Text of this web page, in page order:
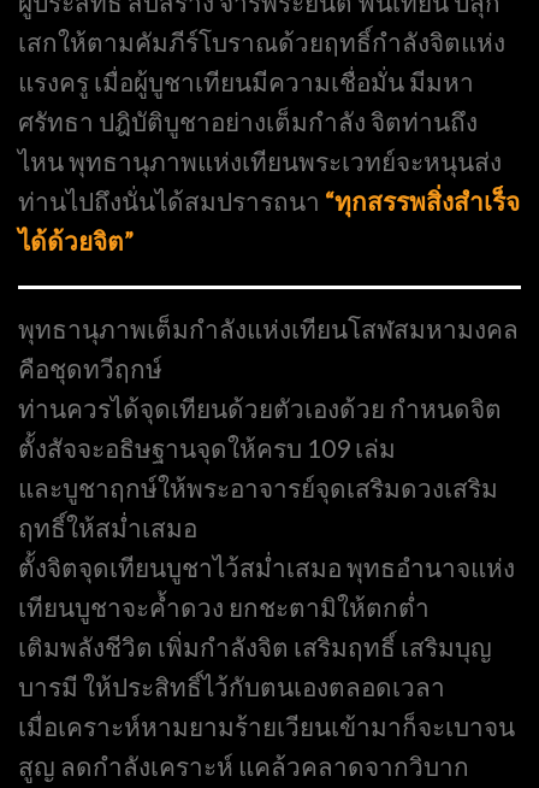
เสกให้ตามคัมภีร์โบราณด้วยฤทธิ์กำลังจิตแห่ง
แรงครู เมื่อผู้บูชาเทียนมีความเชื่อมั่น มีมหา
ศรัทธา ปฎิบัติบูชาอย่างเต็มกำลัง จิตท่านถึง
ไหน พุทธานุภาพแห่งเทียนพระเวทย์จะหนุนส่ง
ท่านไปถึงนั่นได้สมปรารถนา “ทุกสรรพสิ่งสำเร็จ
ได้ด้วยจิต”
พุทธานุภาพเต็มกำลังแห่งเทียนโสฬสมหามงคล
คือชุดทวีฤกษ์
ท่านควรได้จุดเทียนด้วยตัวเองด้วย กำหนดจิต
ตั้งสัจจะอธิษฐานจุดให้ครบ 109 เล่ม
และบูชาฤกษ์ให้พระอาจารย์จุดเสริมดวงเสริม
ฤทธิ์ให้สม่ำเสมอ
ตั้งจิตจุดเทียนบูชาไว้สม่ำเสมอ พุทธอำนาจแห่ง
เทียนบูชาจะค้ำดวง ยกชะตามิให้ตกต่ำ
เติมพลังชีวิต เพิ่มกำลังจิต เสริมฤทธิ์ เสริมบุญ
บารมี ให้ประสิทธิ์ไว้กับตนเองตลอดเวลา
เมื่อเคราะห์หามยามร้ายเวียนเข้ามาก็จะเบาจน
สูญ ลดกำลังเคราะห์ แคล้วคลาดจากวิบาก